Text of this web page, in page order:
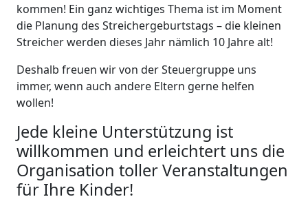
kommen! Ein ganz wichtiges Thema ist im Moment
die Planung des Streichergeburtstags – die kleinen
Streicher werden dieses Jahr nämlich 10 Jahre alt!
Deshalb freuen wir von der Steuergruppe uns
immer, wenn auch andere Eltern gerne helfen
wollen!
Jede kleine Unterstützung ist
willkommen und erleichtert uns die
Organisation toller Veranstaltungen
für Ihre Kinder!